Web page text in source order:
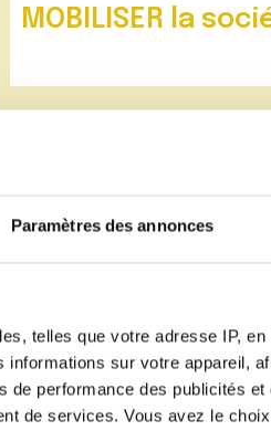
Paramètres des annonces
telles que votre adresse IP,
sur votre appareil,
performance des publicités et
de services. Vous avez le choix
MOBILISER la
La Ligue contre le cancer est
vos difficultés et de vos
carences en matière d’accès